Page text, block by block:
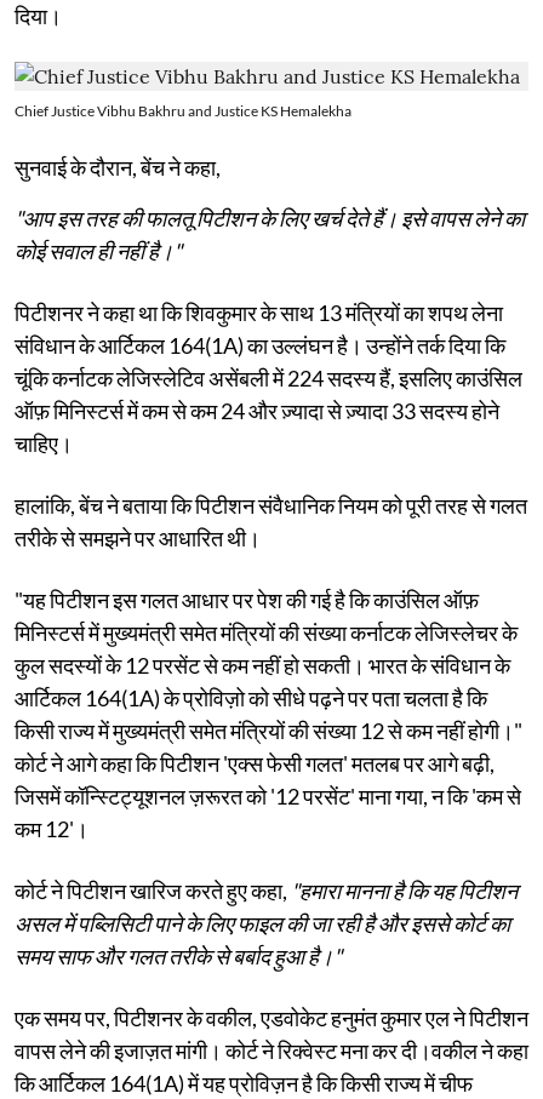
दिया।
Chief Justice Vibhu Bakhru and Justice KS Hemalekha
सुनवाई के दौरान, बेंच ने कहा,
"आप इस तरह की फालतू पिटीशन के लिए खर्च देते हैं। इसे वापस लेने का
कोई सवाल ही नहीं है।"
पिटीशनर ने कहा था कि शिवकुमार के साथ 13 मंत्रियों का शपथ लेना
संविधान के आर्टिकल 164(1A) का उल्लंघन है। उन्होंने तर्क दिया कि
चूंकि कर्नाटक लेजिस्लेटिव असेंबली में 224 सदस्य हैं, इसलिए काउंसिल
ऑफ़ मिनिस्टर्स में कम से कम 24 और ज़्यादा से ज़्यादा 33 सदस्य होने
चाहिए।
हालांकि, बेंच ने बताया कि पिटीशन संवैधानिक नियम को पूरी तरह से गलत
तरीके से समझने पर आधारित थी।
"यह पिटीशन इस गलत आधार पर पेश की गई है कि काउंसिल ऑफ़
मिनिस्टर्स में मुख्यमंत्री समेत मंत्रियों की संख्या कर्नाटक लेजिस्लेचर के
कुल सदस्यों के 12 परसेंट से कम नहीं हो सकती। भारत के संविधान के
आर्टिकल 164(1A) के प्रोविज़ो को सीधे पढ़ने पर पता चलता है कि
किसी राज्य में मुख्यमंत्री समेत मंत्रियों की संख्या 12 से कम नहीं होगी।"
कोर्ट ने आगे कहा कि पिटीशन 'एक्स फेसी गलत' मतलब पर आगे बढ़ी,
जिसमें कॉन्स्टिट्यूशनल ज़रूरत को '12 परसेंट' माना गया, न कि 'कम से
कम 12'।
कोर्ट ने पिटीशन खारिज करते हुए कहा, "हमारा मानना ​​है कि यह पिटीशन
असल में पब्लिसिटी पाने के लिए फाइल की जा रही है और इससे कोर्ट का
समय साफ और गलत तरीके से बर्बाद हुआ है।"
एक समय पर, पिटीशनर के वकील, एडवोकेट हनुमंत कुमार एल ने पिटीशन
वापस लेने की इजाज़त मांगी। कोर्ट ने रिक्वेस्ट मना कर दी।वकील ने कहा
कि आर्टिकल 164(1A) में यह प्रोविज़न है कि किसी राज्य में चीफ